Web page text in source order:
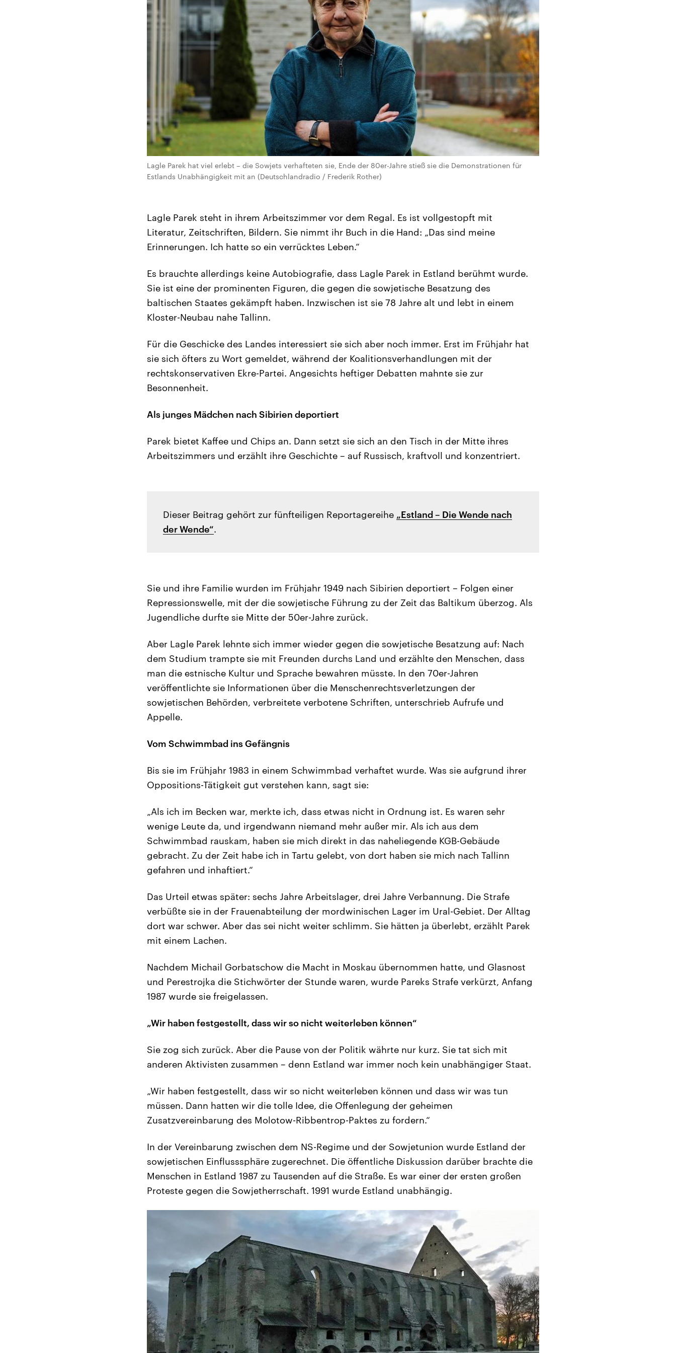
Lagle Parek hat viel erlebt – die Sowjets verhafteten sie, Ende der 80er-Jahre stieß sie die Demonstrationen für
Estlands Unabhängigkeit mit an (Deutschlandradio / Frederik Rother)
Lagle Parek steht in ihrem Arbeitszimmer vor dem Regal. Es ist vollgestopft mit
Literatur, Zeitschriften, Bildern. Sie nimmt ihr Buch in die Hand: „Das sind meine
Erinnerungen. Ich hatte so ein verrücktes Leben.“
Es brauchte allerdings keine Autobiografie, dass Lagle Parek in Estland berühmt wurde.
Sie ist eine der prominenten Figuren, die gegen die sowjetische Besatzung des
baltischen Staates gekämpft haben. Inzwischen ist sie 78 Jahre alt und lebt in einem
Kloster-Neubau nahe Tallinn.
Für die Geschicke des Landes interessiert sie sich aber noch immer. Erst im Frühjahr hat
sie sich öfters zu Wort gemeldet, während der Koalitionsverhandlungen mit der
rechtskonservativen Ekre-Partei. Angesichts heftiger Debatten mahnte sie zur
Besonnenheit.
Als junges Mädchen nach Sibirien deportiert
Parek bietet Kaffee und Chips an. Dann setzt sie sich an den Tisch in der Mitte ihres
Arbeitszimmers und erzählt ihre Geschichte – auf Russisch, kraftvoll und konzentriert.
Dieser Beitrag gehört zur fünfteiligen Reportagereihe „Estland – Die Wende nach
der Wende“.
Sie und ihre Familie wurden im Frühjahr 1949 nach Sibirien deportiert – Folgen einer
Repressionswelle, mit der die sowjetische Führung zu der Zeit das Baltikum überzog. Als
Jugendliche durfte sie Mitte der 50er-Jahre zurück.
Aber Lagle Parek lehnte sich immer wieder gegen die sowjetische Besatzung auf: Nach
dem Studium trampte sie mit Freunden durchs Land und erzählte den Menschen, dass
man die estnische Kultur und Sprache bewahren müsste. In den 70er-Jahren
veröffentlichte sie Informationen über die Menschenrechtsverletzungen der
sowjetischen Behörden, verbreitete verbotene Schriften, unterschrieb Aufrufe und
Appelle.
Vom Schwimmbad ins Gefängnis
Bis sie im Frühjahr 1983 in einem Schwimmbad verhaftet wurde. Was sie aufgrund ihrer
Oppositions-Tätigkeit gut verstehen kann, sagt sie:
„Als ich im Becken war, merkte ich, dass etwas nicht in Ordnung ist. Es waren sehr
wenige Leute da, und irgendwann niemand mehr außer mir. Als ich aus dem
Schwimmbad rauskam, haben sie mich direkt in das naheliegende KGB-Gebäude
gebracht. Zu der Zeit habe ich in Tartu gelebt, von dort haben sie mich nach Tallinn
gefahren und inhaftiert.“
Das Urteil etwas später: sechs Jahre Arbeitslager, drei Jahre Verbannung. Die Strafe
verbüßte sie in der Frauenabteilung der mordwinischen Lager im Ural-Gebiet. Der Alltag
dort war schwer. Aber das sei nicht weiter schlimm. Sie hätten ja überlebt, erzählt Parek
mit einem Lachen.
Nachdem Michail Gorbatschow die Macht in Moskau übernommen hatte, und Glasnost
und Perestrojka die Stichwörter der Stunde waren, wurde Pareks Strafe verkürzt, Anfang
1987 wurde sie freigelassen.
„Wir haben festgestellt, dass wir so nicht weiterleben können“
Sie zog sich zurück. Aber die Pause von der Politik währte nur kurz. Sie tat sich mit
anderen Aktivisten zusammen – denn Estland war immer noch kein unabhängiger Staat.
„Wir haben festgestellt, dass wir so nicht weiterleben können und dass wir was tun
müssen. Dann hatten wir die tolle Idee, die Offenlegung der geheimen
Zusatzvereinbarung des Molotow-Ribbentrop-Paktes zu fordern.“
In der Vereinbarung zwischen dem NS-Regime und der Sowjetunion wurde Estland der
sowjetischen Einflusssphäre zugerechnet. Die öffentliche Diskussion darüber brachte die
Menschen in Estland 1987 zu Tausenden auf die Straße. Es war einer der ersten großen
Proteste gegen die Sowjetherrschaft. 1991 wurde Estland unabhängig.